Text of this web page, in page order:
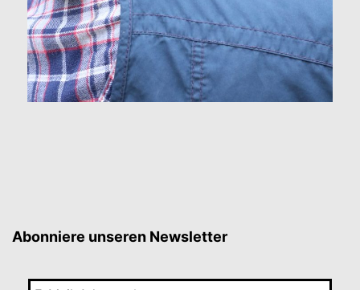
Abonniere unseren Newsletter